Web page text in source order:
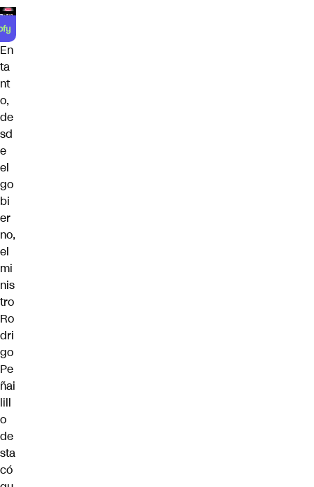
En
ta
nt
o,
de
sd
e
el
go
bi
er
no,
el
mi
nis
tro
Ro
dri
go
Pe
ñai
lill
o
de
sta
có